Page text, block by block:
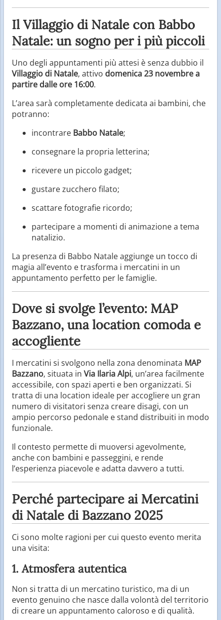
Il Villaggio di Natale con Babbo
Natale: un sogno per i più piccoli
Uno degli appuntamenti più attesi è senza dubbio il
Villaggio di Natale, attivo domenica 23 novembre a
partire dalle ore 16:00.
L’area sarà completamente dedicata ai bambini, che
potranno:
incontrare Babbo Natale;
consegnare la propria letterina;
ricevere un piccolo gadget;
gustare zucchero filato;
scattare fotografie ricordo;
partecipare a momenti di animazione a tema
natalizio.
La presenza di Babbo Natale aggiunge un tocco di
magia all’evento e trasforma i mercatini in un
appuntamento perfetto per le famiglie.
Dove si svolge l’evento: MAP
Bazzano, una location comoda e
accogliente
I mercatini si svolgono nella zona denominata MAP
Bazzano, situata in Via Ilaria Alpi, un’area facilmente
accessibile, con spazi aperti e ben organizzati. Si
tratta di una location ideale per accogliere un gran
numero di visitatori senza creare disagi, con un
ampio percorso pedonale e stand distribuiti in modo
funzionale.
Il contesto permette di muoversi agevolmente,
anche con bambini e passeggini, e rende
l’esperienza piacevole e adatta davvero a tutti.
Perché partecipare ai Mercatini
di Natale di Bazzano 2025
Ci sono molte ragioni per cui questo evento merita
una visita:
1. Atmosfera autentica
Non si tratta di un mercatino turistico, ma di un
evento genuino che nasce dalla volontà del territorio
di creare un appuntamento caloroso e di qualità.